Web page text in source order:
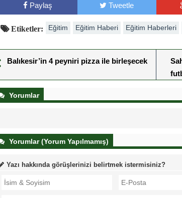
Paylaş Tweetle
Etiketler: Eğitim Eğitim Haberi Eğitim Haberleri
Balıkesir’in 4 peyniri pizza ile birleşecek
Yorumlar
Yorumlar (Yorum Yapılmamış)
Yazı hakkında görüşlerinizi belirtmek istermisiniz?